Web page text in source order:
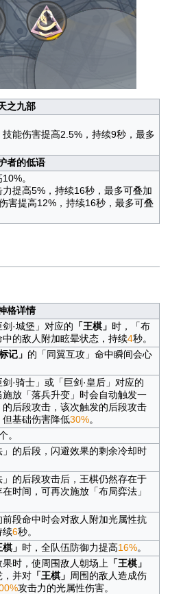
之九部
能伤害提高2.5%，持续9秒，最多
者的低语
。
提高5%，持续16秒，最多可叠加
害提高12%，持续16秒，最多可叠
格详情
·城堡」对应的 「王棋」 时，「布
中的敌人附加眩晕状态，持续4秒。
记」 的「同翼互攻」命中瞬间会心
·骑士」或「巨剑·皇后」对应的
施放「落兵升变」时会自动触发一
后段攻击，该次触发的后段攻击
基础伤害降低30%。
。
的后段，闪避效果的剩余冷却时
的后段攻击后，王棋仍然存在于
时间，可再次施放「布局弈法」
前段命中时会对敌人附加光属性抗
续6秒。
」 时，全队伍防御力提高16%。
果时，使周围敌人朝场上 「王棋」
，并对「王棋」 周围的敌人造成伤
攻击力的光属性伤害。